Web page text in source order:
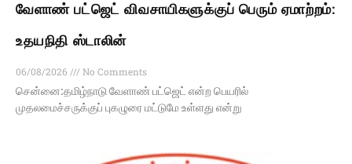
வேளாண் பட்ஜெட் விவசாயிகளுக்குப் பெரும் ஏமாற்றம்:
உதயநிதி ஸ்டாலின்
06/08/2026
No Comments
சென்னை:தமிழ்நாடு வேளாண் பட்ஜெட் என்ற பெயரில்
முதலமைச்சருக்குப் புகழுரை மட்டுமே உள்ளது என்று